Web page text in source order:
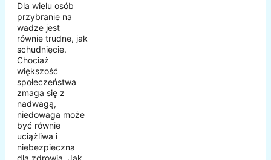
Dla wielu osób
przybranie na
wadze jest
równie trudne, jak
schudnięcie.
Chociaż
większość
społeczeństwa
zmaga się z
nadwagą,
niedowaga może
być równie
uciążliwa i
niebezpieczna